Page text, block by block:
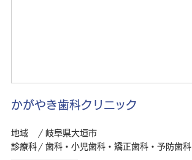
かがやき歯科クリニック
地域
岐阜県大垣市
診療科
歯科・小児歯科・矯正歯科・予防歯科